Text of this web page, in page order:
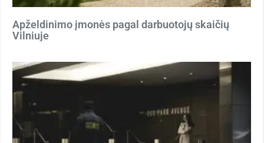
Apželdinimo įmonės pagal darbuotojų skaičių
Vilniuje